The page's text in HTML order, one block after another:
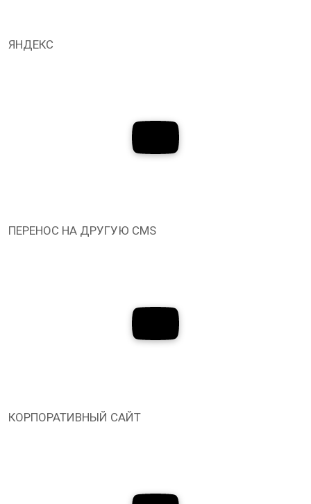
ЯНДЕКС
ПЕРЕНОС НА ДРУГУЮ CMS
КОРПОРАТИВНЫЙ САЙТ